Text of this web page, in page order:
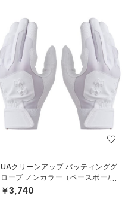
UAクリーンアップ バッティンググ
ローブ ノンカラー（ベースボール/
MEN）
￥3,740